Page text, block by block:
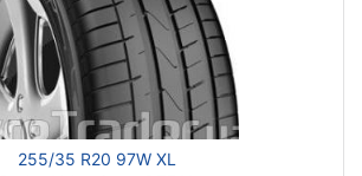
255/35 R20 97W XL